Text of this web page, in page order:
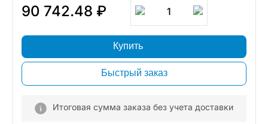
90 742.48 ₽ 1
Купить
Быстрый заказ
Итоговая сумма заказа без учета доставки